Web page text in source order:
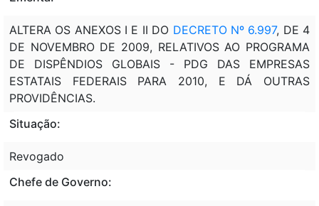
ALTERA OS ANEXOS I E II DO DECRETO Nº 6.997, DE 4
DE NOVEMBRO DE 2009, RELATIVOS AO PROGRAMA
DE DISPÊNDIOS GLOBAIS - PDG DAS EMPRESAS
ESTATAIS FEDERAIS PARA 2010, E DÁ OUTRAS
PROVIDÊNCIAS.
Situação:
Revogado
Chefe de Governo: